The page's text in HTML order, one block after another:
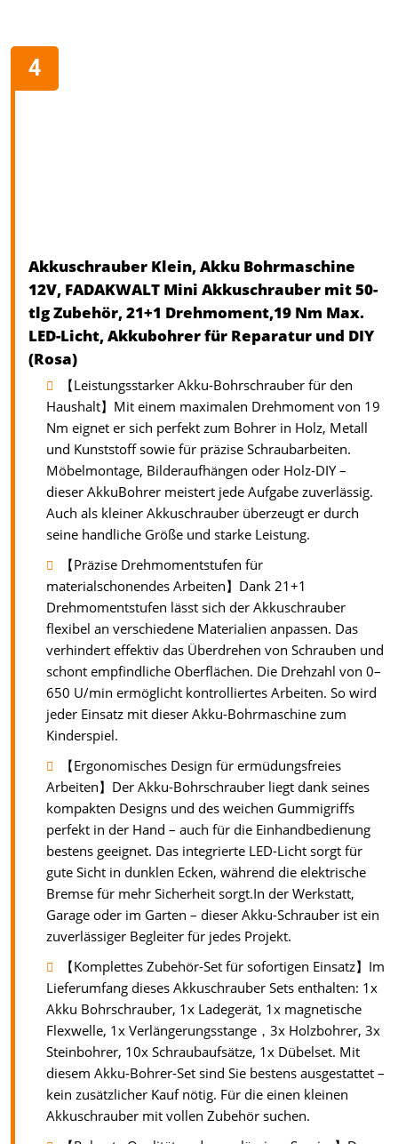
Akkuschrauber Klein, Akku Bohrmaschine
12V, FADAKWALT Mini Akkuschrauber mit 50-
tlg Zubehör, 21+1 Drehmoment,19 Nm Max.
LED-Licht, Akkubohrer für Reparatur und DIY
(Rosa)
【Leistungsstarker Akku-Bohrschrauber für den
Haushalt】Mit einem maximalen Drehmoment von 19
Nm eignet er sich perfekt zum Bohrer in Holz, Metall
und Kunststoff sowie für präzise Schraubarbeiten.
Möbelmontage, Bilderaufhängen oder Holz-DIY –
dieser AkkuBohrer meistert jede Aufgabe zuverlässig.
Auch als kleiner Akkuschrauber überzeugt er durch
seine handliche Größe und starke Leistung.
【Präzise Drehmomentstufen für
materialschonendes Arbeiten】Dank 21+1
Drehmomentstufen lässt sich der Akkuschrauber
flexibel an verschiedene Materialien anpassen. Das
verhindert effektiv das Überdrehen von Schrauben und
schont empfindliche Oberflächen. Die Drehzahl von 0–
650 U/min ermöglicht kontrolliertes Arbeiten. So wird
jeder Einsatz mit dieser Akku-Bohrmaschine zum
Kinderspiel.
【Ergonomisches Design für ermüdungsfreies
Arbeiten】Der Akku-Bohrschrauber liegt dank seines
kompakten Designs und des weichen Gummigriffs
perfekt in der Hand – auch für die Einhandbedienung
bestens geeignet. Das integrierte LED-Licht sorgt für
gute Sicht in dunklen Ecken, während die elektrische
Bremse für mehr Sicherheit sorgt.In der Werkstatt,
Garage oder im Garten – dieser Akku-Schrauber ist ein
zuverlässiger Begleiter für jedes Projekt.
【Komplettes Zubehör-Set für sofortigen Einsatz】Im
Lieferumfang dieses Akkuschrauber Sets enthalten: 1x
Akku Bohrschrauber, 1x Ladegerät, 1x magnetische
Flexwelle, 1x Verlängerungsstange，3x Holzbohrer, 3x
Steinbohrer, 10x Schraubaufsätze, 1x Dübelset. Mit
diesem Akku-Bohrer-Set sind Sie bestens ausgestattet –
kein zusätzlicher Kauf nötig. Für die einen kleinen
Akkuschrauber mit vollen Zubehör suchen.